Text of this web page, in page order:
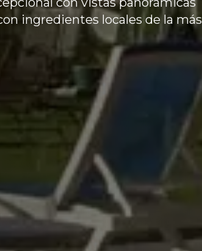
ingredientes locales de la más